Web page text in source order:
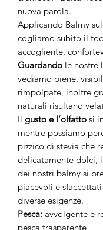
nuova parola.
Applicando Balmy
cogliamo subito il
accogliente,
Guardando le nostre
vediamo piene,
rimpolpate, inoltre
naturali risultano
Il gusto e l’olfatto si
mentre possiamo
pizzico di stevia che
delicatamente dolci,
dei nostri balmy si
piacevoli e
diverse esigenze.
Pesca: avvolgente e
pesca trasparente